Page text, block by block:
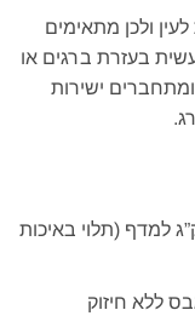
ולכן מתאימים
בעזרת ברגים או
ישירות
מקסימלי: בדרך כלל עד 15-20 ק”ג למדף (תלוי באיכות
ללא חיזוק